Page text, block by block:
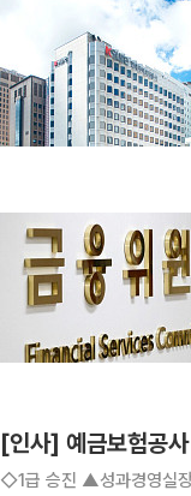
[인사] 예금보험공사
◇1급 승진 ▲성과경영실장 장은익 ▲